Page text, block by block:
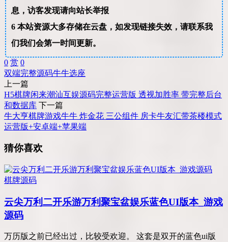
息，访客发现请向站长举报
6本站资源大多存储在云盘，如发现链接失效，请联系我
们我们会第一时间更新。
0 赏 0
双端完整源码牛牛选座
上一篇
H5棋牌闲来潮汕互娱源码完整运营版 透视加胜率 带完整后台
和数据库 下一篇
牛大亨棋牌游戏牛牛 炸金花 三公组件 房卡牛友汇带茶楼模式
运营版+安卓端+苹果端
猜你喜欢
棋牌源码
云尖万利二开乐游万利聚宝盆娱乐蓝色UI版本_游戏
源码
万历版之前已经出过，比较受欢迎。 这套是双开的蓝色ui版